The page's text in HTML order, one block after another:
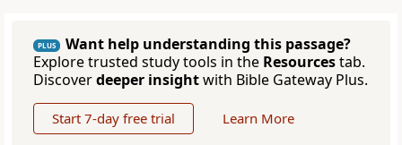
PLUS
Want help understanding this passage?
Explore trusted study tools in the Resourcestab.
Discoverdeeper insightwith Bible Gateway Plus.
Start 7-day free trial Learn More